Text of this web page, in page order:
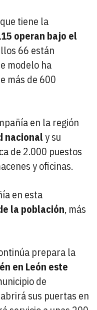
tiene la
operan bajo el
66 están
modelo ha
más de 600
en la región
nacionaly su
de 2.000 puestos
y oficinas.
en esta
la población, más
prepara la
en León este
de
sus puertas en